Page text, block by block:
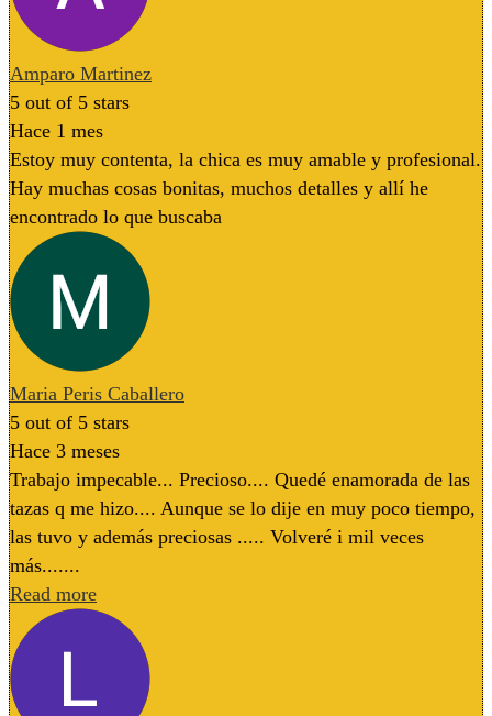
Amparo Martinez
5 out of 5 stars
Hace 1 mes
Estoy muy contenta, la chica es muy amable y profesional.
Hay muchas cosas bonitas, muchos detalles y allí he
encontrado lo que buscaba
Maria Peris Caballero
5 out of 5 stars
Hace 3 meses
Trabajo impecable... Precioso.... Quedé enamorada de las
tazas q me hizo.... Aunque se lo dije en muy poco tiempo,
las tuvo y además preciosas ..... Volveré i mil veces
más.......
Read more